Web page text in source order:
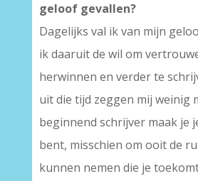
geloof gevallen?
Dagelijks val ik van mijn
ik daaruit de wil om
herwinnen en verder te
uit die tijd zeggen mij weinig
beginnend schrijver maak je
bent, misschien om ooit de
kunnen nemen die je